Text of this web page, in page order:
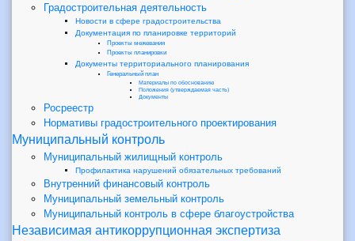
Градостроительная деятельность
Новости в сфере градостроительства
Документация по планировке территорий
Проекты межевания
Проекты планировки
Документы территориального планирования
Генеральный план
Материалы по обоснованию
Положения (утверждаемая часть)
Документы
Росреестр
Нормативы градостроительного проектирования
Муниципальный контроль
Муниципальный жилищный контроль
Профилактика нарушений обязательных требований
Внутренний финансовый контроль
Муниципальный земельный контроль
Муниципальный контроль в сфере благоустройства
Независимая антикоррупционная экспертиза